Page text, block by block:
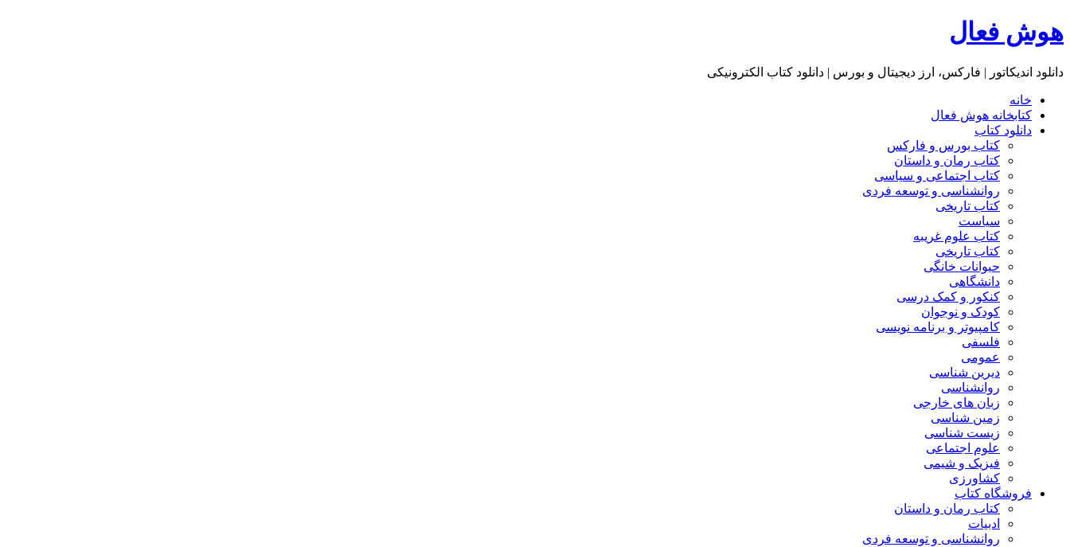
هوش فعال
دانلود اندیکاتور | فارکس، ارز دیجیتال و بورس | دانلود کتاب الکترونیکی
خانه
کتابخانه هوش فعال
دانلود کتاب
کتاب بورس و فارکس
کتاب رمان و داستان
کتاب اجتماعی و سیاسی
روانشناسی و توسعه فردی
کتاب تاریخی
سیاست
کتاب علوم غریبه
کتاب تاریخی
حیوانات خانگی
دانشگاهی
کنکور و کمک‌ درسی
کودک و نوجوان
کامپیوتر و برنامه نویسی
فلسفی
عمومی
دیرین شناسی
روانشناسی
زبان های خارجی
زمین شناسی
زیست شناسی
علوم اجتماعی
فیزیک و شیمی
کشاورزی
فروشگاه کتاب
کتاب رمان و داستان
ادبیات
روانشناسی و توسعه فردی